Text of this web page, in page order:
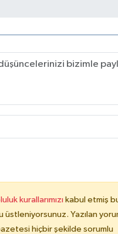
kurallarımızı kabul etmiş
üstleniyorsunuz. Yazılan
hiçbir şekilde sorumlu